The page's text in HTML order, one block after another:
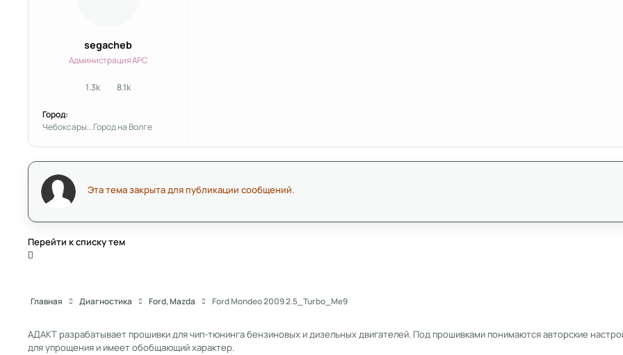
segacheb
Администрация APC
1.3kсообщения
8.1kРепутация
Город:
Чебоксары...Город на Волге
Эта тема закрыта для публикации сообщений.
Перейти к списку тем
Главная Диагностика Ford, Mazda Ford Mondeo 2009 2.5_Turbo_Me9
АДАКТ разрабатывает прошивки для чип-тюнинга бензиновых и дизельных двигателей. Под прошивками понимаются авторские
для упрощения и имеет обобщающий характер.